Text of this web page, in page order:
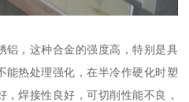
铝，这种合金的强度高，特别是具
能热处理强化，在半冷作硬化时塑
焊接性良好，可切削性能不良，